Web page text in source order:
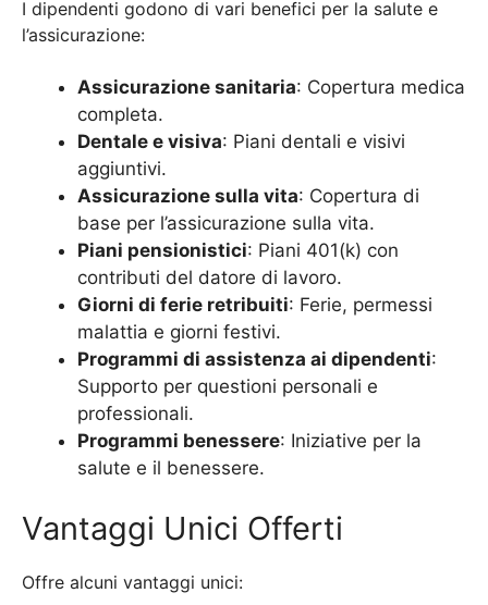
I dipendenti godono di vari benefici per la salute e
l’assicurazione:
Assicurazione sanitaria: Copertura medica
completa.
Dentale e visiva: Piani dentali e visivi
aggiuntivi.
Assicurazione sulla vita: Copertura di
base per l’assicurazione sulla vita.
Piani pensionistici: Piani 401(k) con
contributi del datore di lavoro.
Giorni di ferie retribuiti: Ferie, permessi
malattia e giorni festivi.
Programmi di assistenza ai dipendenti:
Supporto per questioni personali e
professionali.
Programmi benessere: Iniziative per la
salute e il benessere.
Vantaggi Unici Offerti
Offre alcuni vantaggi unici: